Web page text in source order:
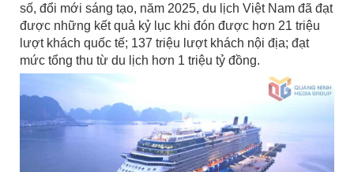
số, đổi mới sáng tạo, năm 2025, du lịch Việt Nam đã đạt
được những kết quả kỷ lục khi đón được hơn 21 triệu
lượt khách quốc tế; 137 triệu lượt khách nội địa; đạt
mức tổng thu từ du lịch hơn 1 triệu tỷ đồng.